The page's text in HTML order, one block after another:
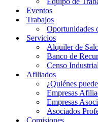
Eventos
Trabajos
Oportunidades
Servicios
Alquiler de
Banco de
Censo Industrial
Afiliados
¿Quiénes
Empresas
Empresas
Asociados
Comisiones